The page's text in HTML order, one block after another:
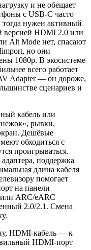
и не обещает
с USB‑C часто
нужен активный
версией HDMI 2.0 или
Alt Mode нет, спасают
но они
1080p. В экосистеме
всего работает
Adapter — он дороже,
сценариев и
кабель или
рывки,
Дешёвые
обходиться с
проигрываться.
поддержка
длина кабеля
помогает
на панели
или ARC/eARC
2.0/2.1. Смена
HDMI‑кабель — к
HDMI‑порт